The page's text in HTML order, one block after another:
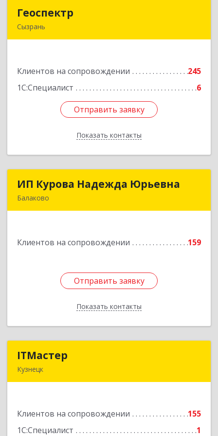
Геоспектр
Сызрань
Клиентов на сопровождении
245
1С:Специалист
6
Отправить заявку
Показать контакты
Подробнее
Отправить заявку
Назад
ИП Курова Надежда Юрьевна
Балаково
Клиентов на сопровождении 159
Отправить заявку
Показать контакты
ИП Курова Надежда Юрьевна
Подробнее
Отправить заявку
Назад
ITМастер
Кузнецк
Клиентов на сопровождении
155
1С:Специалист
1
Подробнее